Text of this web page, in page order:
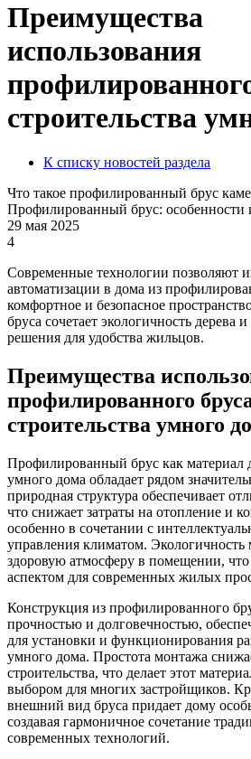
Преимущества
использования
строительства
К списку новостей раздела
Что такое профилированный брус
Профилированный брус: особенности
29 мая 2025
4
Современные технологии позволяют
автоматизации в дома из
комфортное и безопасное
бруса сочетает экологичность дерева
решения для удобства жильцов.
Преимущества
профилированного
строительства умного
Профилированный брус как материал
умного дома обладает рядом
природная структура обеспечивает
что снижает затраты на отопление и
особенно в сочетании с
управления климатом. Экологичность
здоровую атмосферу в помещении,
аспектом для современных жилых
Конструкция из профилированного
прочностью и долговечностью,
для установки и функционирования
умного дома. Простота монтажа
строительства, что делает этот
выбором для многих застройщиков.
внешний вид бруса придает дому
создавая гармоничное сочетание
современных технологий.